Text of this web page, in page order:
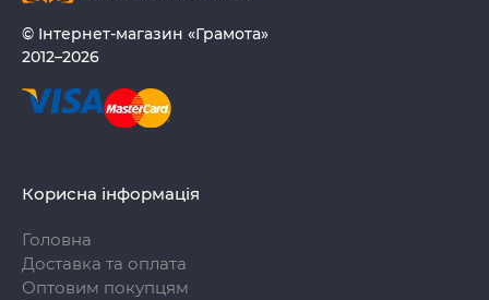
© Інтернет-магазин «Грамота»
2012–2026
Корисна інформація
Головна
Доставка та оплата
Оптовим покупцям